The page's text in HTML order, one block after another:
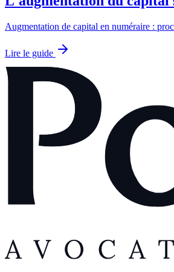
Augmentation de capital en numéraire :
Lire le guide